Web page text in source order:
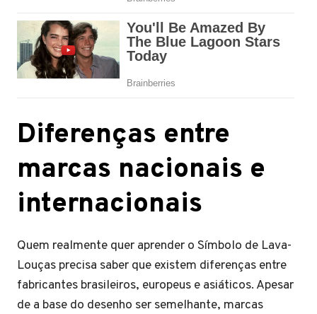
Diferenças entre
marcas nacionais e
internacionais
Quem realmente quer aprender o Símbolo de Lava-
Louças precisa saber que existem diferenças entre
fabricantes brasileiros, europeus e asiáticos. Apesar
de a base do desenho ser semelhante, marcas